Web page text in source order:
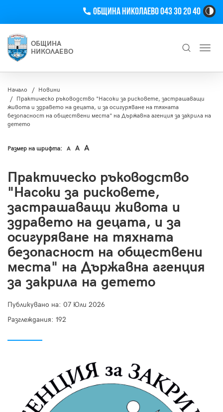
Телефон
Община Николаево 043 30 20 40
ОБЩИНА
НИКОЛАЕВО
Начало
Новини
Практическо ръководство "Насоки за рисковете, застрашаващи
живота и здравето на децата, и за осигуряване на тяхната
безопасност на обществени места" на Държавна агенция за закрила на
детето
Размер на шрифта: A A A
Практическо ръководство
"Насоки за рисковете,
застрашаващи живота и
здравето на децата, и за
осигуряване на тяхната
безопасност на обществени
места" на Държавна агенция
за закрила на детето
Публикувано на: 07 Юли 2026
Разглеждания: 192